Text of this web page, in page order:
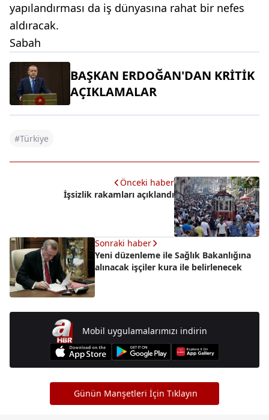
yapılandırması da iş dünyasına rahat bir nefes
aldıracak.
Sabah
BAŞKAN ERDOĞAN'DAN KRİTİK
AÇIKLAMALAR
#Türkiye
Önceki haber
İşsizlik rakamları açıklandı
Sonraki haber
Yeni düzenleme ile Sağlık Bakanlığına
alınacak işçiler kura ile belirlenecek
Mobil uygulamalarımızı indirin
Günün Manşetleri İçin Tıklayın